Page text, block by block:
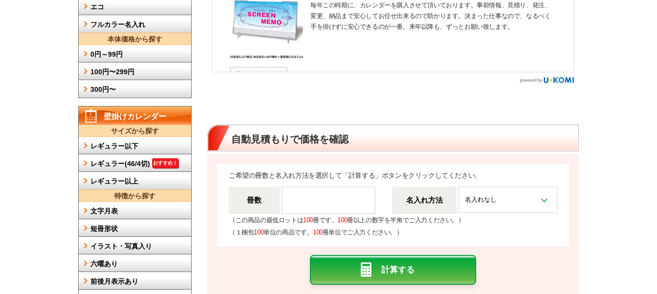
毎年この時期に、カレンダーを購入させて頂いております。事前情報、見積り、発注、
変更、納品まで安心してお任せ出来るので助かります。決まった仕事なので、なるべく
手を掛けずに安心できるのが一番。来年以降も、ずっとお願い致します。
役に立った 0
自動見積もりで価格を確認
ご希望の冊数と名入れ方法を選択して「計算する」ボタンをクリックしてください。
冊数 名入れ方法
（ この商品の最低ロットは100冊です。 100冊以上の数字を半角でご入力ください。
）
（ １梱包100単位の商品です。 100冊単位でご入力ください。 ）
エコ
フルカラー名入れ
本体価格から探す
0円～99円
100円〜299円
300円〜
壁掛けカレンダー
サイズから探す
レギュラー以下
レギュラー(46/4切) おすすめ！
レギュラー以上
特徴から探す
文字月表
短冊形状
イラスト・写真入り
六曜あり
前後月表示あり